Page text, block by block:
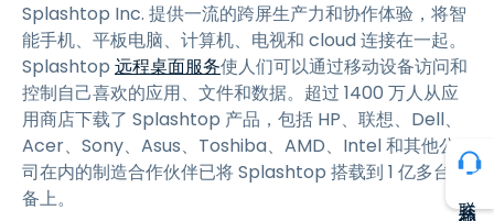
Splashtop Inc. 提供一流的跨屏生产力和协作体验，将智
能手机、平板电脑、计算机、电视和 cloud 连接在一起。
Splashtop 远程桌面服务使人们可以通过移动设备访问和
控制自己喜欢的应用、文件和数据。超过 1400 万人从应
用商店下载了 Splashtop 产品，包括 HP、联想、Dell、
Acer、Sony、Asus、Toshiba、AMD、Intel 和其他公
司在内的制造合作伙伴已将 Splashtop 搭载到 1 亿多台设
备上。